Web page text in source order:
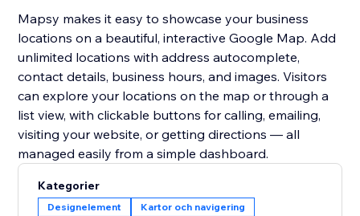
Mapsy makes it easy to showcase your business
locations on a beautiful, interactive Google Map. Add
unlimited locations with address autocomplete,
contact details, business hours, and images. Visitors
can explore your locations on the map or through a
list view, with clickable buttons for calling, emailing,
visiting your website, or getting directions — all
managed easily from a simple dashboard.
Kategorier
Designelement Kartor och navigering